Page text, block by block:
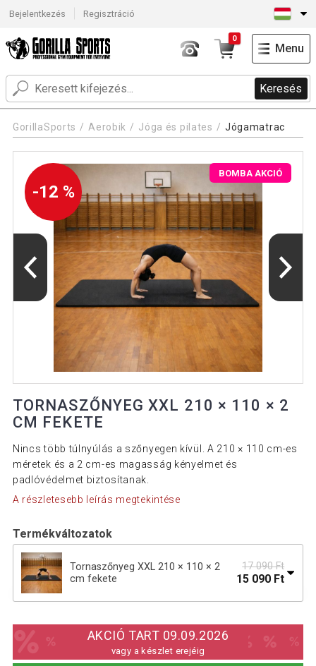
Bejelentkezés Regisztráció
Keresés
0
Menu
GorillaSports Aerobik Jóga és pilates Jógamatrac
-12 %
BOMBA AKCIÓ
TORNASZŐNYEG XXL 210 × 110 × 2
CM FEKETE
Nincs több túlnyúlás a szőnyegen kívül. A 210 × 110 cm-es
méretek és a 2 cm-es magasság kényelmet és
padlóvédelmet biztosítanak.
A részletesebb leírás megtekintése
Termékváltozatok
Tornaszőnyeg XXL 210 × 110 × 2
cm fekete
17 090 Ft
15 090 Ft
lila szín
AKCIÓ TART 09.09.2026
vagy a készlet erejéig